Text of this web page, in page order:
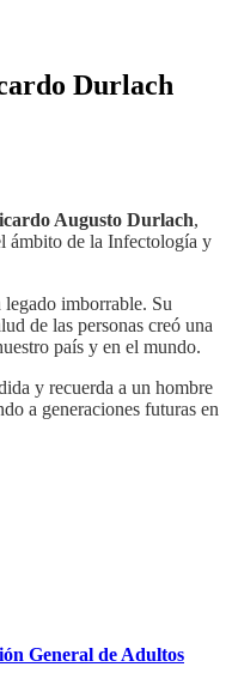
Durlach
Augusto Durlach,
ámbito de la Infectología y
legado imborrable. Su
de las personas creó una
país y en el mundo.
y recuerda a un hombre
a generaciones futuras en
General de Adultos